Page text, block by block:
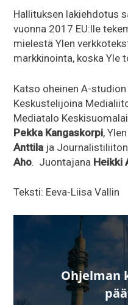
Hallituksen lakiehdotus
vuonna 2017 EU:lle
mielestä Ylen
markkinointa, koska Yle
Katso oheinen A-
Keskustelijoina
Mediatalo
Pekka Kangaskorpi,
Anttila ja
Aho. Juontajana Heikki
Teksti: Eeva-Liisa Vallin
Miten Yle-lain muutos
Ohjelman